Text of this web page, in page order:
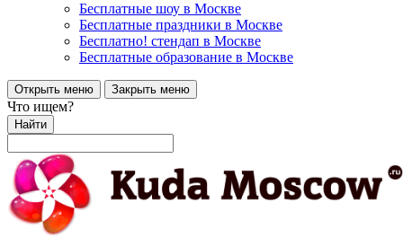
Бесплатные шоу в Москве
Бесплатные праздники в Москве
Бесплатно! стендап в Москве
Бесплатные образование в Москве
Открыть меню Закрыть меню
Что ищем?
Найти